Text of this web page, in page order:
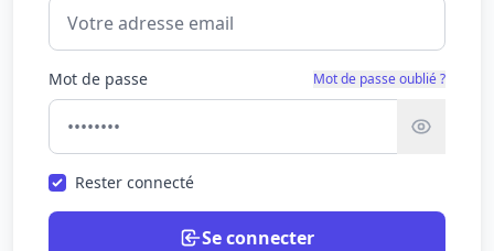
Mot de passe Mot de passe oublié ?
Rester connecté
Se connecter